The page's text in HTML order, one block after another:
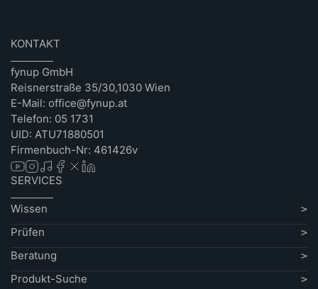
KONTAKT
fynup GmbH
Reisnerstraße 35/30,1030 Wien
E-Mail: office@fynup.at
Telefon: 05 1731
UID: ATU71880501
Firmenbuch-Nr: 461426v
SERVICES
Wissen
Prüfen
Beratung
Produkt-Suche